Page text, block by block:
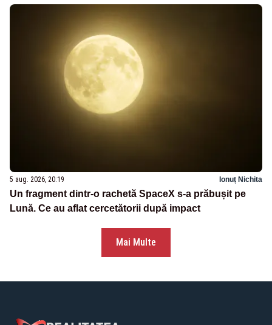
5 aug. 2026, 20:19 Ionuț Nichita
Un fragment dintr-o rachetă SpaceX s-a prăbușit pe
Lună. Ce au aflat cercetătorii după impact
Mai Multe